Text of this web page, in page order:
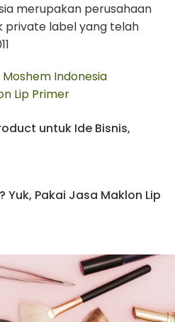
merupakan perusahaan
private label yang telah
Indonesia
Lip Primer
untuk Ide Bisnis,
Yuk, Pakai Jasa Maklon Lip